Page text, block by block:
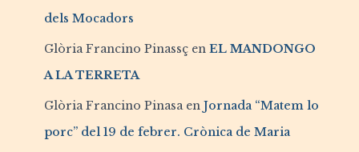
dels Mocadors
Glòria Francino Pinassç en EL MANDONGO
A LA TERRETA
Glòria Francino Pinasa en Jornada “Matem lo
porc” del 19 de febrer. Crònica de Maria